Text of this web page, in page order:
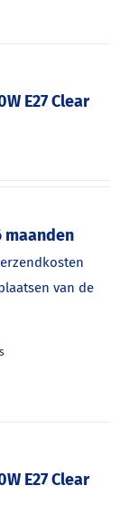
E27 Clear
maanden
van de
E27 Clear